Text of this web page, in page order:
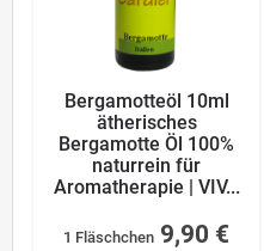
Bergamotteöl 10ml
ätherisches
Bergamotte Öl 100%
naturrein für
Aromatherapie | VIV...
1 Fläschchen 9,90 €